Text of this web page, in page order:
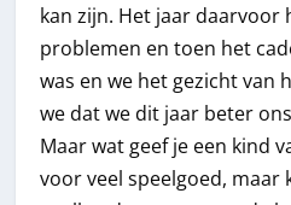
kan zijn. Het jaar daarvoor
problemen en toen het
was en we het gezicht van
we dat we dit jaar beter
Maar wat geef je een kind
voor veel speelgoed, maar